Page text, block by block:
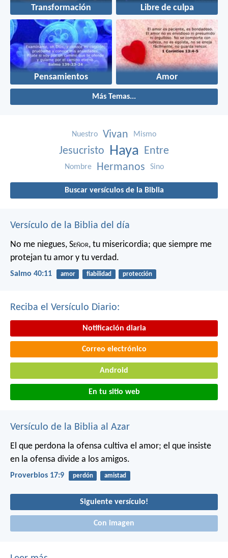
Transformación Libre de culpa
Pensamientos Amor
Más Temas...
Nuestro Vivan Mismo
Jesucristo Haya Entre
Nombre Hermanos Sino
Buscar versículos de la Biblia
Versículo de la Biblia del día
No me niegues, Señor, tu misericordia; que siempre me
protejan tu amor y tu verdad.
Salmo 40:11 amor fiabilidad protección
Reciba el Versículo Diario:
Notificación diaria
Correo electrónico
Android
En tu sitio web
Versículo de la Biblia al Azar
El que perdona la ofensa cultiva el amor; el que insiste
en la ofensa divide a los amigos.
Proverbios 17:9 perdón amistad
Siguiente versículo!
Con imagen